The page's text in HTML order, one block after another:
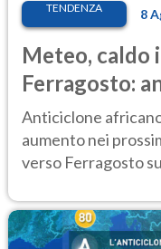
TENDENZA 8
Meteo, caldo
Ferragosto:
ancora
Anticiclone
aumento nei
verso Ferragosto